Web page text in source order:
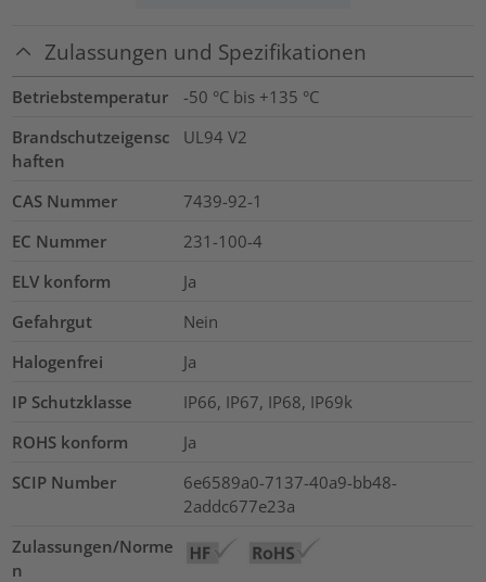
Zulassungen und Spezifikationen
Betriebstemperatur
-50 °C bis +135 °C
Brandschutzeigensc
haften
UL94 V2
CAS Nummer
7439-92-1
EC Nummer
231-100-4
ELV konform
Ja
Gefahrgut
Nein
Halogenfrei
Ja
IP Schutzklasse
IP66, IP67, IP68, IP69k
ROHS konform
Ja
SCIP Number
6e6589a0-7137-40a9-bb48-
2addc677e23a
Zulassungen/Norme
n